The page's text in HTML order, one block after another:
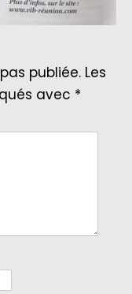
publiée. Les
avec *